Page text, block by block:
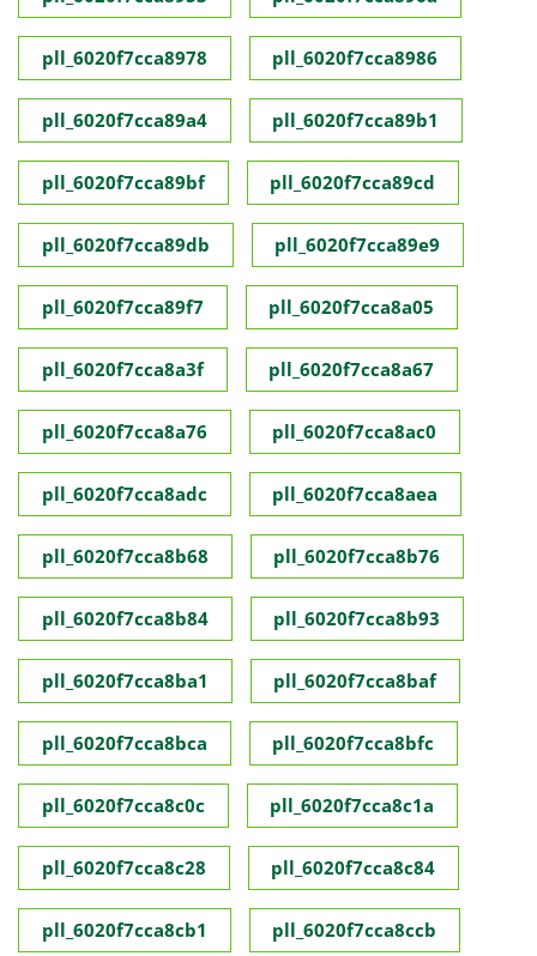
pll_6020f7cca8978 pll_6020f7cca8986
pll_6020f7cca89a4 pll_6020f7cca89b1
pll_6020f7cca89bf pll_6020f7cca89cd
pll_6020f7cca89db pll_6020f7cca89e9
pll_6020f7cca89f7 pll_6020f7cca8a05
pll_6020f7cca8a3f pll_6020f7cca8a67
pll_6020f7cca8a76 pll_6020f7cca8ac0
pll_6020f7cca8adc pll_6020f7cca8aea
pll_6020f7cca8b68 pll_6020f7cca8b76
pll_6020f7cca8b84 pll_6020f7cca8b93
pll_6020f7cca8ba1 pll_6020f7cca8baf
pll_6020f7cca8bca pll_6020f7cca8bfc
pll_6020f7cca8c0c pll_6020f7cca8c1a
pll_6020f7cca8c28 pll_6020f7cca8c84
pll_6020f7cca8cb1 pll_6020f7cca8ccb